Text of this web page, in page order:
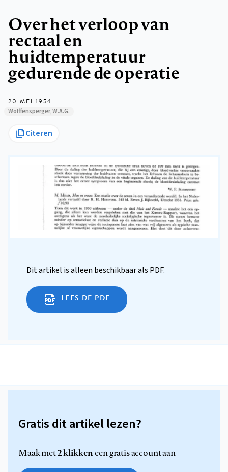
Over het verloop van
rectaal en
huidtemperatuur
gedurende de operatie
20 MEI 1954
Wolffensperger, W.A.G.
Citeren
Dit artikel is alleen beschikbaar als PDF.
LEES DE PDF
Gratis dit artikel lezen?
Maak met2 klikkeneen gratis account aan